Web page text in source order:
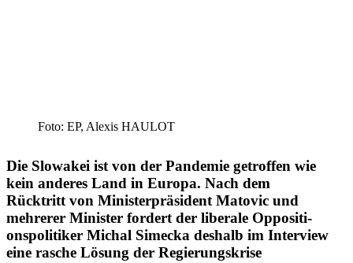
Foto: EP, Alexis HAULOT
Die Slowakei ist von der Pandemie getroffen wie
kein anderes Land in Europa. Nach dem
Rücktritt von Minis­ter­prä­sident Matovic und
mehrerer Minister fordert der liberale Opposi­ti­
ons­po­li­tiker Michal Simecka deshalb im Interview
eine rasche Lösung der Regierungskrise